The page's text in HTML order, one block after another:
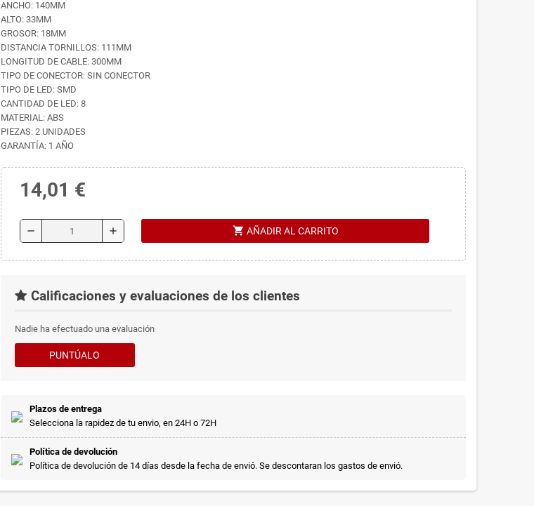
ANCHO: 140MM
ALTO: 33MM
GROSOR: 18MM
DISTANCIA TORNILLOS: 111MM
LONGITUD DE CABLE: 300MM
TIPO DE CONECTOR: SIN CONECTOR
TIPO DE LED: SMD
CANTIDAD DE LED: 8
MATERIAL: ABS
PIEZAS: 2 UNIDADES
GARANTÍA: 1 AÑO
14,01 €
remove add shopping_cart AÑADIR AL CARRITO
Calificaciones y evaluaciones de los clientes
Nadie ha efectuado una evaluación
PUNTÚALO
Plazos de entrega
Selecciona la rapidez de tu envio, en 24H o 72H
Política de devolución
Política de devolución de 14 días desde la fecha de envió. Se descontaran los gastos de envió.